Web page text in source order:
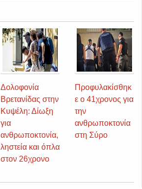
Δολοφονία
Βρετανίδας στην
Κυψέλη: Δίωξη
για
ανθρωποκτονία,
ληστεία και όπλα
στον 26χρονο
Προφυλακίσθηκ
ε ο 41χρονος για
την
ανθρωποκτονία
στη Σύρο